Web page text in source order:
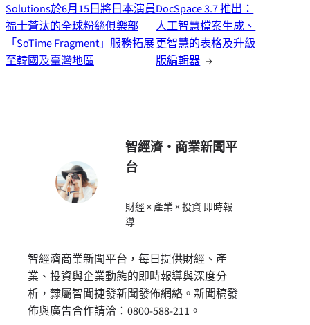
Solutions於6月15日將日本演員
福士蒼汰的全球粉絲俱樂部
「SoTime Fragment」服務拓展
至韓國及臺灣地區
DocSpace 3.7 推出：
人工智慧檔案生成、
更智慧的表格及升級
版編輯器 →
智經濟・商業新聞平
台
財經 × 產業 × 投資 即時報
導
智經濟商業新聞平台，每日提供財經、產
業、投資與企業動態的即時報導與深度分
析，隸屬智聞捷發新聞發佈網絡。新聞稿發
佈與廣告合作請洽：0800-588-211。